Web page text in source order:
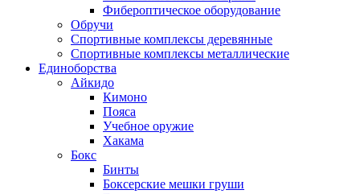
Фибероптическое оборудование
Обручи
Спортивные комплексы деревянные
Спортивные комплексы металлические
Единоборства
Айкидо
Кимоно
Пояса
Учебное оружие
Хакама
Бокс
Бинты
Боксерские мешки груши